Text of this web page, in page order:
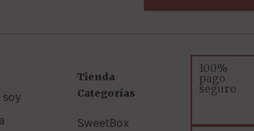
soy
Tienda
Categorías
SweetBox
100%
pago
seguro